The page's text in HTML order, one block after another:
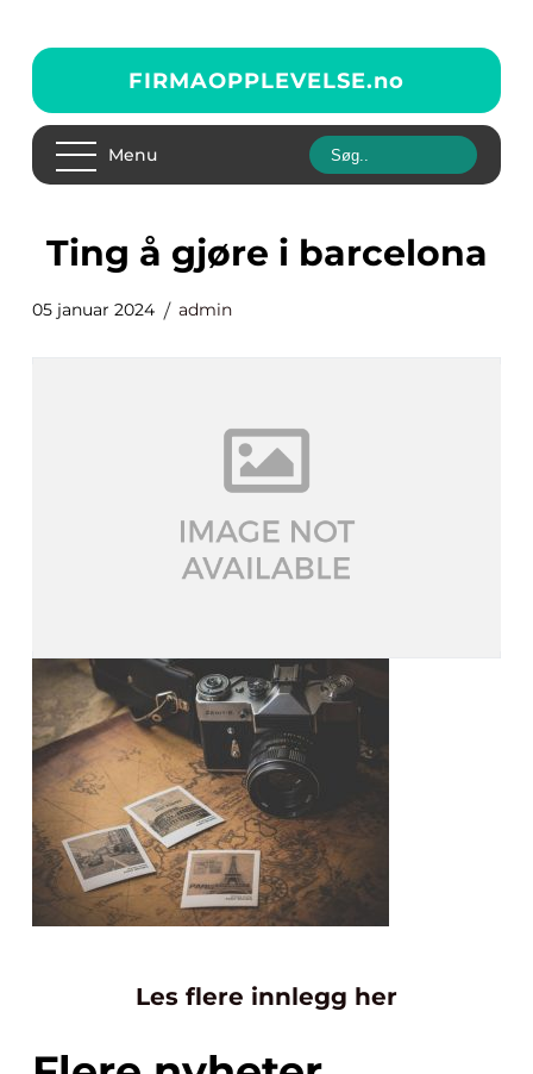
FIRMAOPPLEVELSE.no
Menu
ting å gjøre i barcelona
05 januar 2024 admin
Les flere innlegg her